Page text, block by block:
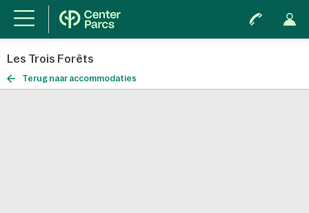
Les Trois Forêts
Terug naar accommodaties